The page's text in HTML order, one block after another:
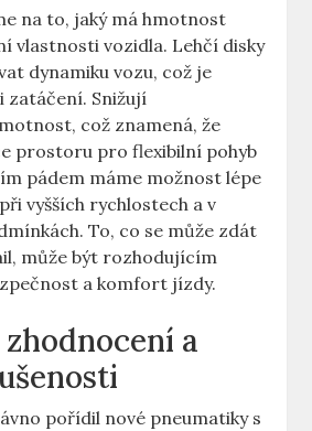
na ⁤to,​ jaký má hmotnost⁢
vlastnosti⁣ vozidla. Lehčí disky
dynamiku‌ vozu, což‍ je​
zatáčení. Snižují
což znamená,⁤ že
prostoru ⁢pro flexibilní pohyb
pádem máme možnost lépe‌
vyšších rychlostech ⁤a v
To, co se ⁣může zdát
může‌ být⁣ rozhodujícím
a komfort jízdy.
a
pořídil nové pneumatiky s